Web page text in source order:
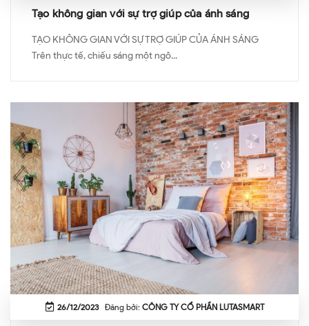
Tạo không gian với sự trợ giúp của ánh sáng
TẠO KHÔNG GIAN VỚI SỰ TRỢ GIÚP CỦA ÁNH SÁNG
Trên thực tế, chiếu sáng một ngô...
26/12/2023Đăng bởi: CÔNG TY CỔ PHẦN LUTASMART